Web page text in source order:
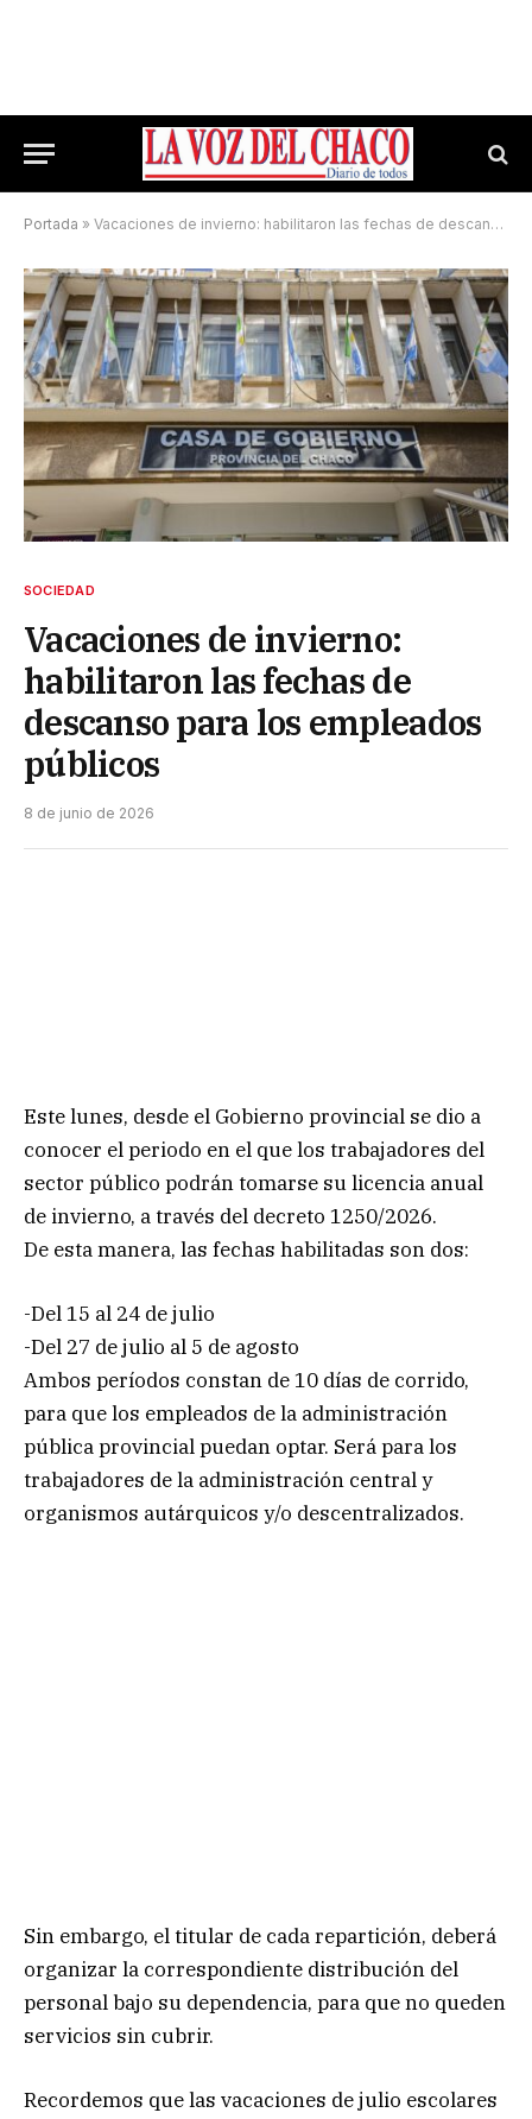
Portada » Vacaciones de invierno: habilitaron las fechas de descanso para los empleados públicos
SOCIEDAD
Vacaciones de invierno:
habilitaron las fechas de
descanso para los empleados
públicos
8 de junio de 2026
Este lunes, desde el Gobierno provincial se dio a
conocer el periodo en el que los trabajadores del
sector público podrán tomarse su licencia anual
de invierno, a través del decreto 1250/2026.
De esta manera, las fechas habilitadas son dos:
-Del 15 al 24 de julio
-Del 27 de julio al 5 de agosto
Ambos períodos constan de 10 días de corrido,
para que los empleados de la administración
pública provincial puedan optar. Será para los
trabajadores de la administración central y
organismos autárquicos y/o descentralizados.
Sin embargo, el titular de cada repartición, deberá
organizar la correspondiente distribución del
personal bajo su dependencia, para que no queden
servicios sin cubrir.
Recordemos que las vacaciones de julio escolares